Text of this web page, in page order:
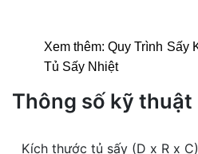
Xem thêm:Quy Trình Sấy
Tủ Sấy Nhiệt
Thông số kỹ thuật
Kích thước tủ sấy (D x R x C)